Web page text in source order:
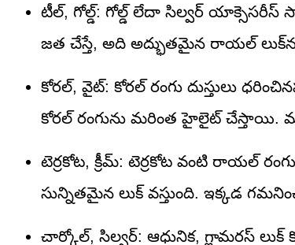
టీల్, గోల్డ్: గోల్డ్ లేదా సిల్వర్ యాక్సెసరీస్
జత చేస్తే, అది అద్భుతమైన రాయల్
కోరల్, వైట్: కోరల్ రంగు దుస్తులు
కోరల్ రంగును మరింత హైలైట్ చేస్తాయి.
టెర్రకోట, క్రీమ్: టెర్రకోట వంటి రాయల్
సున్నితమైన లుక్ వస్తుంది. ఇక్కడ
చార్కోల్, సిల్వర్: ఆధునిక, గ్లామరస్ లుక్